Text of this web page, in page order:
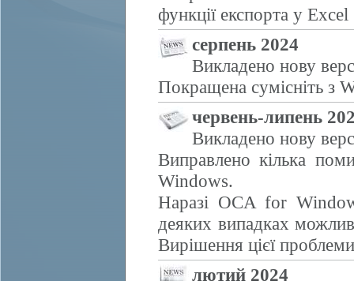
функції експорта у Excel
серпень 2024
Викладено нову
Покращена сумісніть з
червень-липень
Викладено нову
Виправлено кілька
Windows.
Наразі OCA for
деяких випадках
Вирішення цієї
лютий 2024